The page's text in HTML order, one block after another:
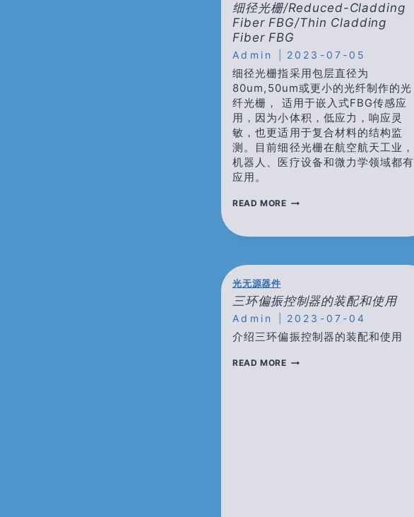
细径光栅/Reduced-Cladding
Fiber FBG/Thin Cladding
Fiber FBG
Admin 2023-07-05
细径光栅指采用包层直径为
80um,50um或更小的光纤制作的光
纤光栅， 适用于嵌入式FBG传感应
用，因为小体积，低应力，响应灵
敏，也更适用于复合材料的结构监
测。目前细径光栅在航空航天工业，
机器人、医疗设备和微力学领域都有
应用。
READ MORE细
栅/REDUCED-
FIBER
FBG
光无源器件
三环偏振控制器的装配和使用
Admin 2023-07-04
介绍三环偏振控制器的装配和使用
READ MORE三